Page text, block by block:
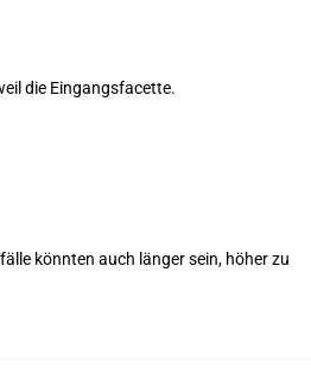
die Eingangsfacette.
könnten auch länger sein, höher zu